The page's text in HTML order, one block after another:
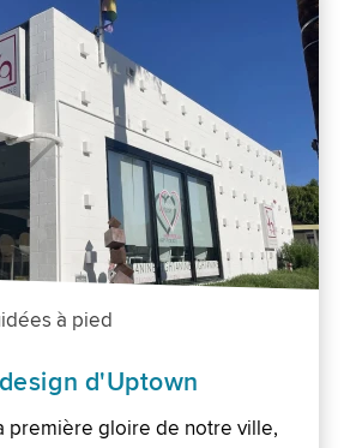
à pied
d'Uptown
première gloire de notre ville,